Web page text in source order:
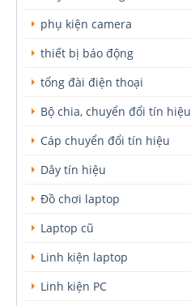
phụ kiện camera
thiết bị báo động
tổng đài điện thoại
Bộ chia, chuyển đổi tín hiệu
Cáp chuyển đổi tín hiệu
Dây tín hiệu
Đồ chơi laptop
Laptop cũ
Linh kiện laptop
Linh kiện PC